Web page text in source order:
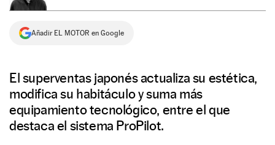
Añadir EL MOTOR en Google
El superventas japonés actualiza su estética,
modifica su habitáculo y suma más
equipamiento tecnológico, entre el que
destaca el sistema ProPilot.